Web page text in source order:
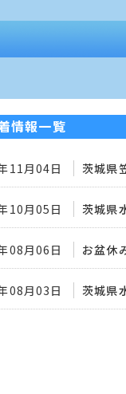
情報一覧
11月04日 茨城県
10月05日 茨城県
08月06日 お盆休
08月03日 茨城県